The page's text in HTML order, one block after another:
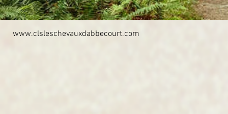
www.clsleschevauxdabbecourt.com